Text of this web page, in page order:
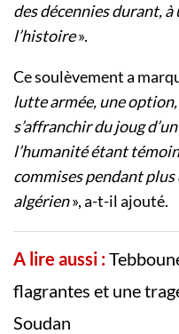
des décennies durant,
l’histoire».
Ce soulèvement a
lutte armée, une
s’affranchir du joug
l’humanité étant
commises pendant plus
algérien», a-t-il ajouté.
A lire aussi :
flagrantes et une
Soudan